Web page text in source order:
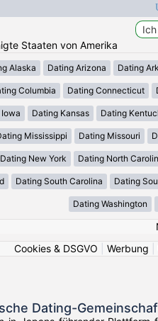
Staaten von Amerika
Alaska Dating Arizona Dating
Columbia Dating Connecticut
Dating Kansas Dating
Mississippi Dating Missouri
Dating New York Dating North
Dating South Carolina Dating
Dating Washington
Cookies & DSGVO
Werbung
Dating-